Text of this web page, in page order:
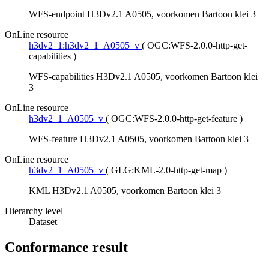
WFS-endpoint H3Dv2.1 A0505, voorkomen Bartoon klei 3
OnLine resource
h3dv2_1:h3dv2_1_A0505_v ( OGC:WFS-2.0.0-http-get-
capabilities )
WFS-capabilities H3Dv2.1 A0505, voorkomen Bartoon klei
3
OnLine resource
h3dv2_1_A0505_v ( OGC:WFS-2.0.0-http-get-feature )
WFS-feature H3Dv2.1 A0505, voorkomen Bartoon klei 3
OnLine resource
h3dv2_1_A0505_v ( GLG:KML-2.0-http-get-map )
KML H3Dv2.1 A0505, voorkomen Bartoon klei 3
Hierarchy level
Dataset
Conformance result